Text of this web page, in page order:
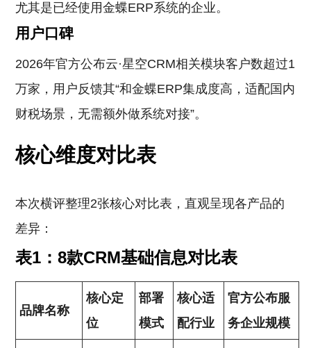
尤其是已经使用金蝶ERP系统的企业。
用户口碑
2026年官方公布云·星空CRM相关模块客户数超过1
万家，用户反馈其“和金蝶ERP集成度高，适配国内
财税场景，无需额外做系统对接”。
核心维度对比表
本次横评整理2张核心对比表，直观呈现各产品的
差异：
表1：8款CRM基础信息对比表
品牌名称
核心定
位
部署
模式
核心适
配行业
官方公布服
务企业规模